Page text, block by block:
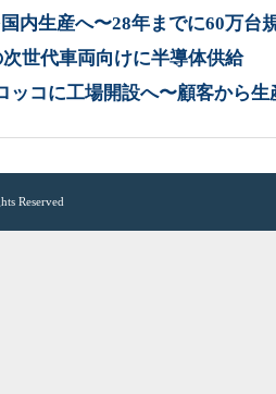
内生産へ〜28年までに60万台
世代車両向けに半導体供給
ッコに工場開設へ〜顧客から生
Reserved